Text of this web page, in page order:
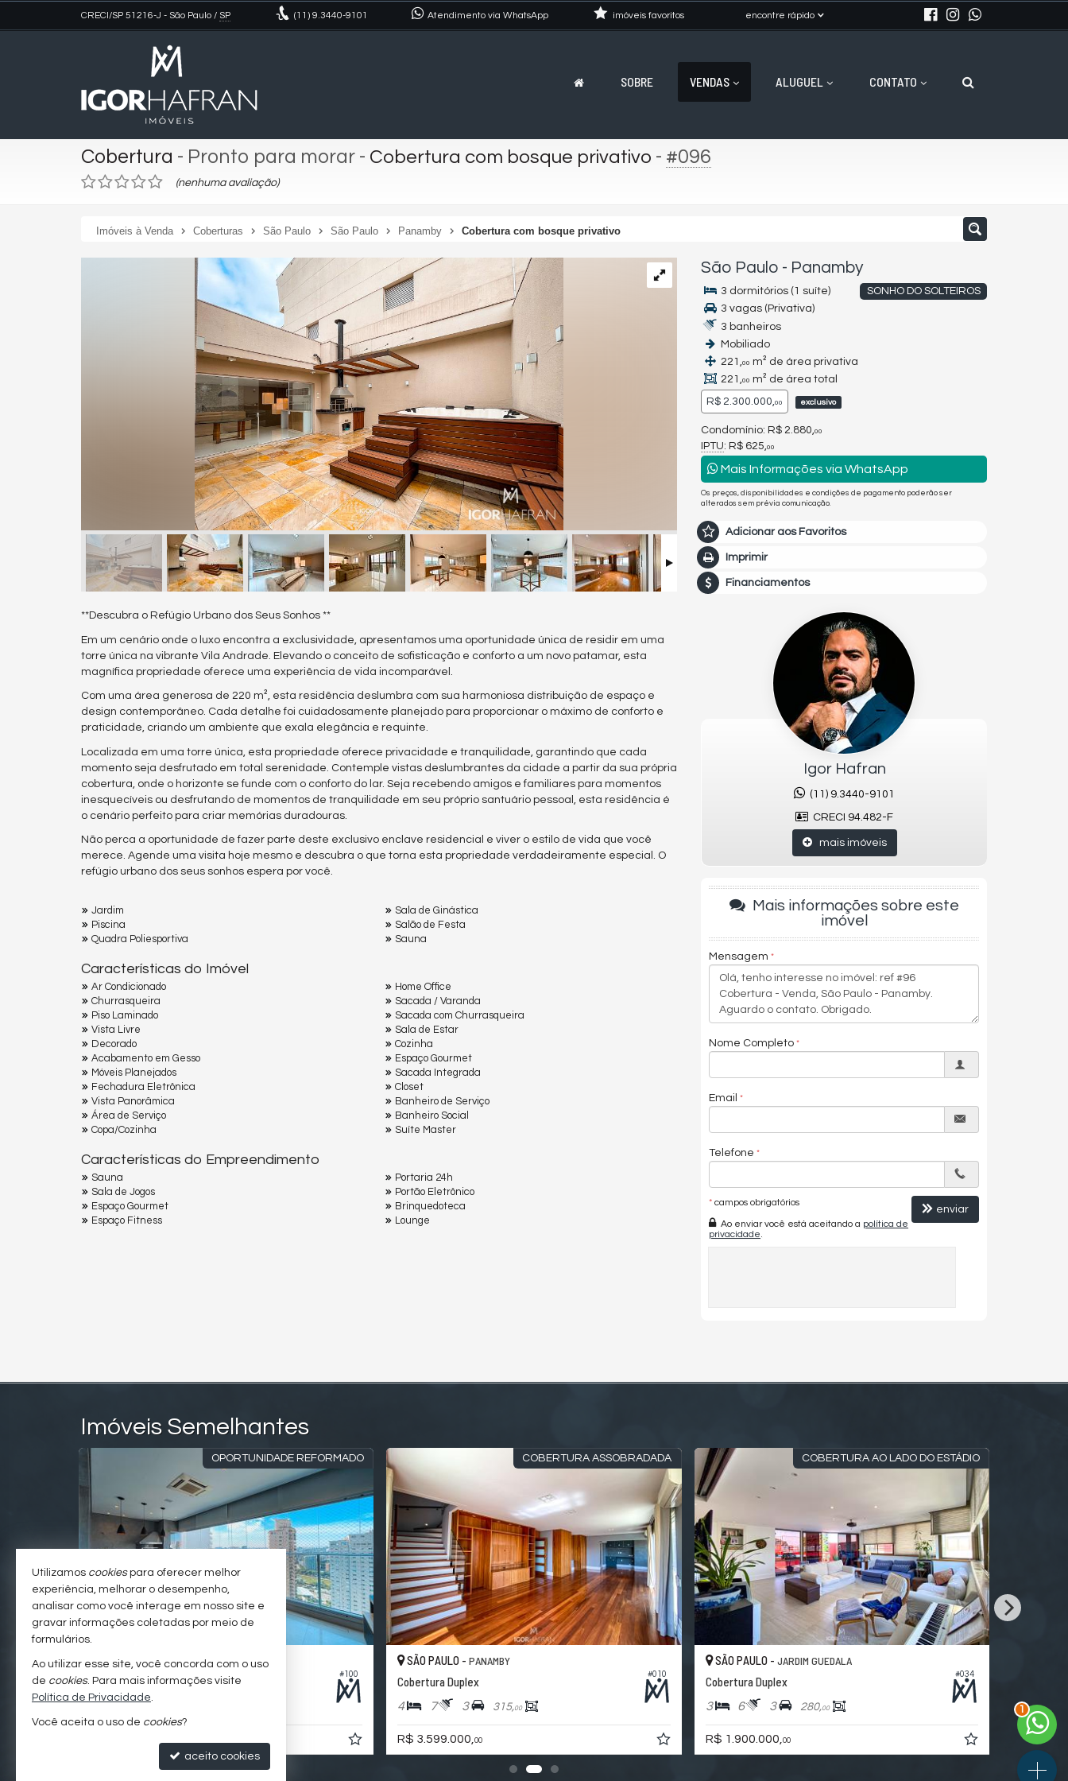
CRECI/SP 51216-J - São Paulo / SP (11) 9.3440-9101 Atendimento via WhatsApp encontre rápido
imóveis favoritos
SOBRE VENDAS ALUGUEL CONTATO
Cobertura - Pronto para morar - Cobertura com bosque privativo - #096
(nenhuma avaliação)
Imóveis à Venda Coberturas São Paulo São Paulo Panamby Cobertura com bosque privativo
São Paulo - Panamby
SONHO DO SOLTEIROS
3 dormitórios (1 suíte)
3 vagas (Privativa)
3 banheiros
Mobiliado
221,00 m² de área privativa
221,00 m² de área total
R$ 2.300.000,00 exclusivo
Condomínio: R$ 2.880, 00
IPTU: R$ 625, 00
Mais Informações via WhatsApp
Os preços, disponibilidades e condições de pagamento poderão ser
alterados sem prévia comunicação.
Adicionar aos Favoritos
Imprimir
Financiamentos
**Descubra o Refúgio Urbano dos Seus Sonhos **
Em um cenário onde o luxo encontra a exclusividade, apresentamos uma oportunidade única de residir em uma
torre única na vibrante Vila Andrade. Elevando o conceito de sofisticação e conforto a um novo patamar, esta
magnífica propriedade oferece uma experiência de vida incomparável.
Com uma área generosa de 220 m², esta residência deslumbra com sua harmoniosa distribuição de espaço e
design contemporâneo. Cada detalhe foi cuidadosamente planejado para proporcionar o máximo de conforto e
praticidade, criando um ambiente que exala elegância e requinte.
Localizada em uma torre única, esta propriedade oferece privacidade e tranquilidade, garantindo que cada
momento seja desfrutado em total serenidade. Contemple vistas deslumbrantes da cidade a partir da sua própria
cobertura, onde o horizonte se funde com o conforto do lar. Seja recebendo amigos e familiares para momentos
inesquecíveis ou desfrutando de momentos de tranquilidade em seu próprio santuário pessoal, esta residência é
o cenário perfeito para criar memórias duradouras.
Não perca a oportunidade de fazer parte deste exclusivo enclave residencial e viver o estilo de vida que você
merece. Agende uma visita hoje mesmo e descubra o que torna esta propriedade verdadeiramente especial. O
refúgio urbano dos seus sonhos espera por você.
Jardim
Piscina
Quadra Poliesportiva
Sala de Ginástica
Salão de Festa
Sauna
Características do Imóvel
Ar Condicionado
Churrasqueira
Piso Laminado
Vista Livre
Decorado
Acabamento em Gesso
Móveis Planejados
Fechadura Eletrônica
Vista Panorâmica
Área de Serviço
Copa/Cozinha
Home Office
Sacada / Varanda
Sacada com Churrasqueira
Sala de Estar
Cozinha
Espaço Gourmet
Sacada Integrada
Closet
Banheiro de Serviço
Banheiro Social
Suíte Master
Características do Empreendimento
Sauna
Sala de Jogos
Espaço Gourmet
Espaço Fitness
Portaria 24h
Portão Eletrônico
Brinquedoteca
Lounge
Igor Hafran
(11) 9.3440-9101
CRECI 94.482-F
mais imóveis
Mais informações sobre este
imóvel
Mensagem
Nome Completo
Email
Telefone
* campos obrigatórios
Ao enviar você está aceitando a política de
privacidade
enviar
Imóveis Semelhantes
OPORTUNIDADE REFORMADO
#100
SÃO PAULO - PANAMBY
Apartamento
3 3
COBERTURA ASSOBRADADA
#010
SÃO PAULO -PANAMBY
Cobertura Duplex
4 7 3 315,00
R$ 3.599.000,00
COBERTURA AO LADO DO ESTÁDIO
#034
SÃO PAULO - JARDIM GUEDALA
Cobertura Duplex
3 6 3 280,00
R$ 1.900.000, 00
3 4
R$
Utilizamos cookiespara oferecer melhor
experiência, melhorar o desempenho,
analisar como você interage em nosso site e
gravar informações coletadas por meio de
formulários.
Ao utilizar esse site, você concorda com o uso
de cookies. Para mais informações visite
Política de Privacidade.
Você aceita o uso de cookies?
aceito cookies